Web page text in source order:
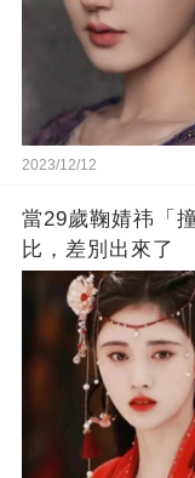
2023/12/12
當29歲鞠婧祎「
比，差別出來了